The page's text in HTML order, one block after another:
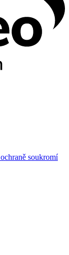
soukromí